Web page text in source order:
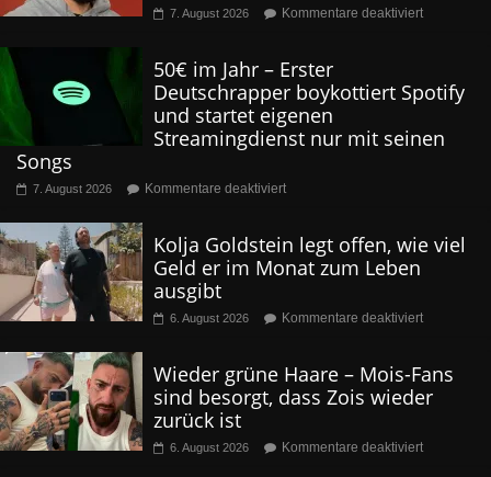
7. August 2026 Kommentare deaktiviert
50€ im Jahr – Erster
Deutschrapper boykottiert Spotify
und startet eigenen
Streamingdienst nur mit seinen
Songs
7. August 2026 Kommentare deaktiviert
Kolja Goldstein legt offen, wie viel
Geld er im Monat zum Leben
ausgibt
6. August 2026 Kommentare deaktiviert
Wieder grüne Haare – Mois-Fans
sind besorgt, dass Zois wieder
zurück ist
6. August 2026 Kommentare deaktiviert